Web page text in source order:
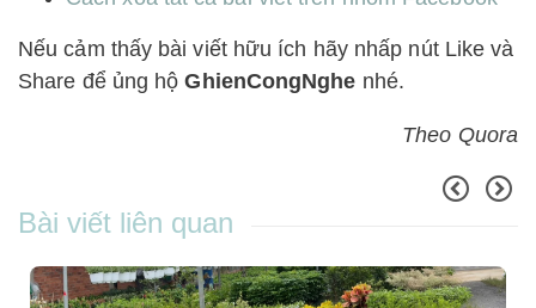
Nếu cảm thấy bài viết hữu ích hãy nhấp nút Like và
Share để ủng hộGhienCongNghe nhé.
Theo Quora
Bài viết liên quan